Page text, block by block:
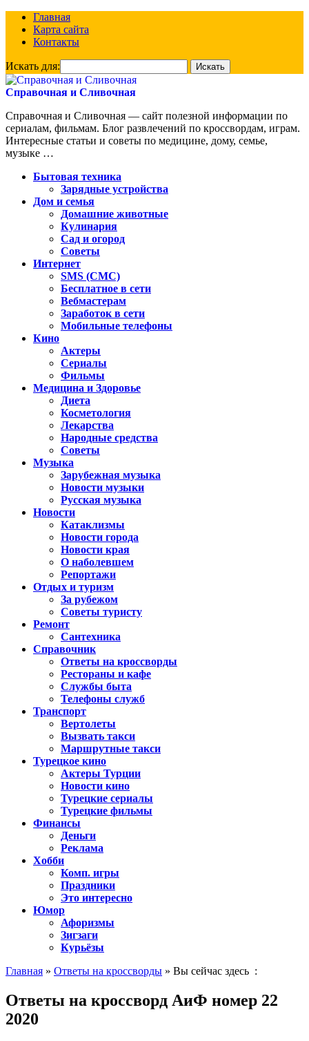
Главная
Карта сайта
Контакты
Искать для:
Справочная и Сливочная
Справочная и Сливочная — сайт полезной информации по
сериалам, фильмам. Блог развлечений по кроссвордам, играм.
Интересные статьи и советы по медицине, дому, семье,
музыке …
Бытовая техника
Зарядные устройства
Дом и семья
Домашние животные
Кулинария
Сад и огород
Советы
Интернет
SMS (СМС)
Бесплатное в сети
Вебмастерам
Заработок в сети
Мобильные телефоны
Кино
Актеры
Сериалы
Фильмы
Медицина и Здоровье
Диета
Косметология
Лекарства
Народные средства
Советы
Музыка
Зарубежная музыка
Новости музыки
Русская музыка
Новости
Катаклизмы
Новости города
Новости края
О наболевшем
Репортажи
Отдых и туризм
За рубежом
Советы туристу
Ремонт
Сантехника
Справочник
Ответы на кроссворды
Рестораны и кафе
Службы быта
Телефоны служб
Транспорт
Вертолеты
Вызвать такси
Маршрутные такси
Турецкое кино
Актеры Турции
Новости кино
Турецкие сериалы
Турецкие фильмы
Финансы
Деньги
Реклама
Хобби
Комп. игры
Праздники
Это интересно
Юмор
Афоризмы
Зигзаги
Курьёзы
Главная » Ответы на кроссворды » Вы сейчас здесь :
Ответы на кроссворд АиФ номер 22
2020